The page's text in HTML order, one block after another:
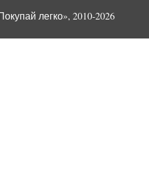
легко», 2010-2026